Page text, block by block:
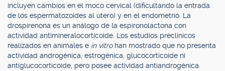
incluyen cambios en el moco cervical (dificultando la entrada
de los espermatozoides al útero) y en el endometrio. La
drospirenona es un análogo de la espironolactona con
actividad antimineralocorticoide. Los estudios preclínicos
realizados en animales e in vitro han mostrado que no presenta
actividad androgénica, estrogénica, glucocorticoide ni
antiglucocorticoide, pero posee actividad antiandrogénica.